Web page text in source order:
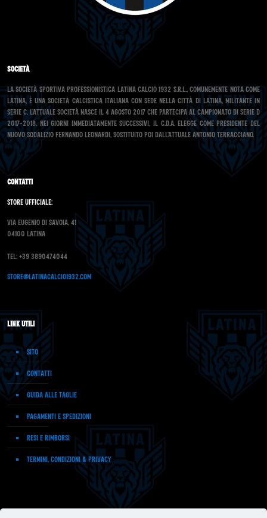
Società
La Società Sportiva Professionistica Latina Calcio 1932 s.r.l., comunemente nota come
Latina, è una società calcistica italiana con sede nella città di Latina, militante in
Serie C. L’attuale società nasce il 4 agosto 2017 che partecipa al campionato di Serie D
2017-2018. Nei giorni immediatamente successivi, il C.d.A. elegge come presidente del
nuovo sodalizio Fernando Leonardi, sostituito poi dall’attuale Antonio Terracciano.
Contatti
Store Ufficiale:
Via Eugenio di Savoia, 41
04100 Latina
Tel: +39 3890474044
store@latinacalcio1932.com
Link Utili
Sito
Contatti
Guida alle Taglie
Pagamenti e Spedizioni
Resi e Rimborsi
Termini, Condizioni & Privacy